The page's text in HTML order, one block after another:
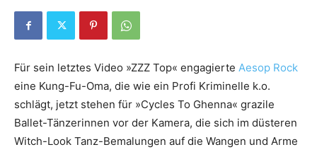
Für sein letztes Video »ZZZ Top« engagierte Aesop Rock
eine Kung-Fu-Oma, die wie ein Profi Kriminelle k.o.
schlägt, jetzt stehen für »Cycles To Ghenna« grazile
Ballet-Tänzerinnen vor der Kamera, die sich im düsteren
Witch-Look Tanz-Bemalungen auf die Wangen und Arme